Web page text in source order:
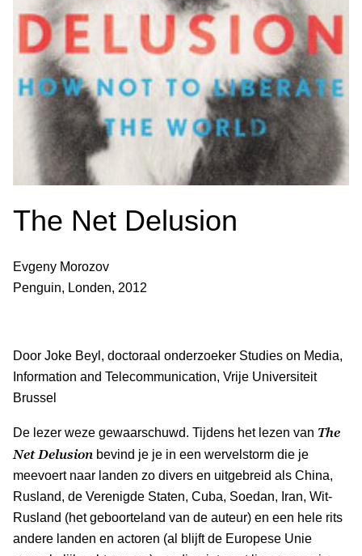
The Net Delusion
Evgeny Morozov
Penguin, Londen, 2012
Door Joke Beyl, doctoraal onderzoeker Studies on Media,
Information and Telecommunication, Vrije Universiteit
Brussel
De lezer weze gewaarschuwd. Tijdens het lezen van The
Net Delusion bevind je je in een wervelstorm die je
meevoert naar landen zo divers en uitgebreid als China,
Rusland, de Verenigde Staten, Cuba, Soedan, Iran, Wit-
Rusland (het geboorteland van de auteur) en een hele rits
andere landen en actoren (al blijft de Europese Unie